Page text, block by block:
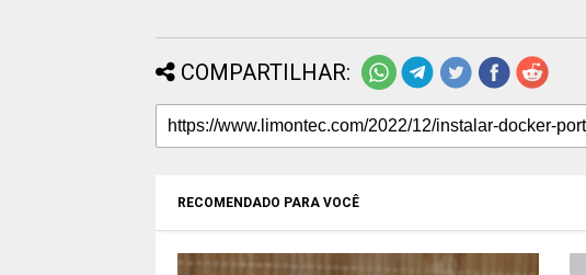
COMPARTILHAR:
RECOMENDADO PARA VOCÊ